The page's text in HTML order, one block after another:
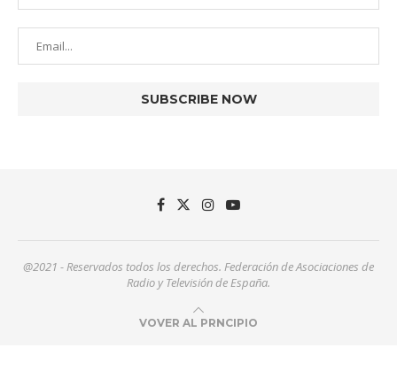
@2021 - Reservados todos los derechos. Federación de Asociaciones de
Radio y Televisión de España.
VOVER AL PRNCIPIO